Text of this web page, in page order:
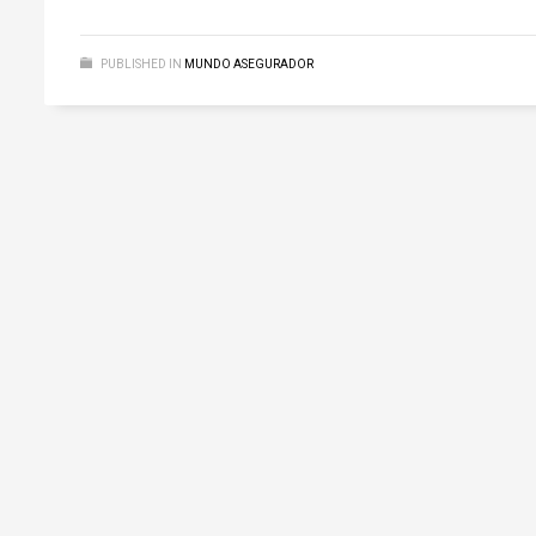
PUBLISHED IN MUNDO ASEGURADOR